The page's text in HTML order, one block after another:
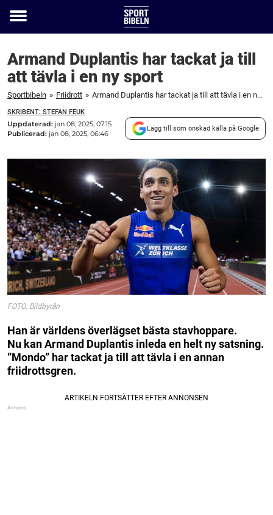
Toggle
Armand Duplantis har tackat ja till
att tävla i en ny sport
Sportbibeln » Friidrott » Armand Duplantis har tackat ja till att tävla i en ny sport
SKRIBENT: STEFAN FEUK
Uppdaterad: jan 08, 2025, 07:15
Publicerad: jan 08, 2025, 06:46
Lägg till som önskad källa på Google
FOTO: Bildbyrån
Han är världens överlägset bästa stavhoppare.
Nu kan Armand Duplantis inleda en helt ny satsning.
”Mondo” har tackat ja till att tävla i en annan
friidrottsgren.